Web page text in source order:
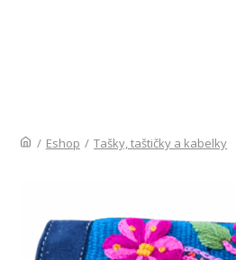
/ Eshop / Tašky, taštičky a kabelky